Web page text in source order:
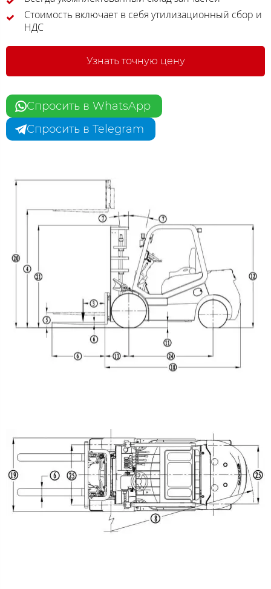
Стоимость включает в себя утилизационный сбор и
НДС
Узнать точную цену
Спросить в WhatsApp
Спросить в Telegram